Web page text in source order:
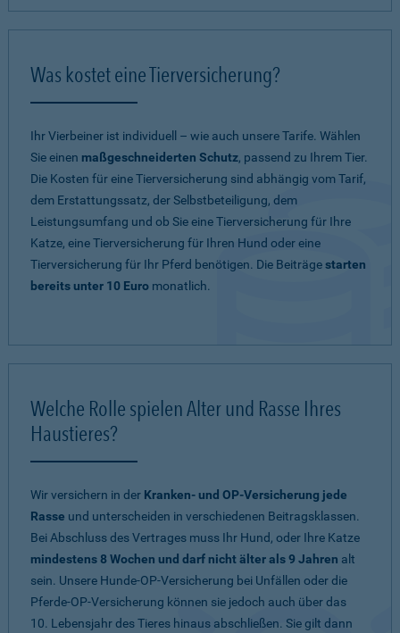
Was kostet eine Tierversicherung?
Ihr Vierbeiner ist individuell – wie auch unsere Tarife. Wählen
Sie einen maßgeschneiderten Schutz, passend zu Ihrem Tier.
Die Kosten für eine Tierversicherung sind abhängig vom Tarif,
dem Erstattungssatz, der Selbstbeteiligung, dem
Leistungsumfang und ob Sie eine Tierversicherung für Ihre
Katze, eine Tierversicherung für Ihren Hund oder eine
Tierversicherung für Ihr Pferd benötigen. Die Beiträgestarten
bereits unter 10 Euro monatlich.
Welche Rolle spielen Alter und Rasse Ihres
Haustieres?
Wir versichern in der Kranken- und OP-Versicherung jede
Rasse und unterscheiden in verschiedenen Beitragsklassen.
Bei Abschluss des Vertrages muss Ihr Hund, oder Ihre Katze
mindestens 8 Wochen und darf nicht älter als 9 Jahren alt
sein. Unsere Hunde-OP-Versicherung bei Unfällen oder die
Pferde-OP-Versicherung können sie jedoch auch über das
10. Lebensjahr des Tieres hinaus abschließen. Sie gilt dann